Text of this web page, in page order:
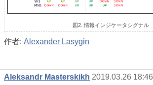
図2. 情報インジケータシグナル
作者: Alexander Lasygin
Aleksandr Masterskikh 2019.03.26 18:46